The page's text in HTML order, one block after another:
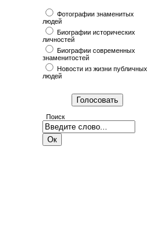
Фотографии знаменитых
людей
Биографии исторических
личностей
Биографии современных
знаменитостей
Новости из жизни публичных
людей
Поиск